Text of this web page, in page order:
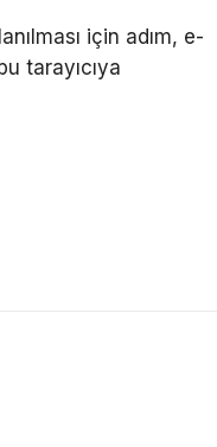
için adım, e-
tarayıcıya